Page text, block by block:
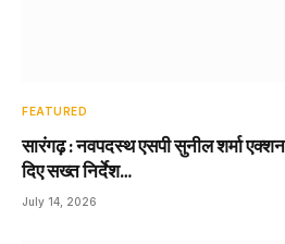
FEATURED
सारंगढ़ : नवपदस्थ एसपी सुनील शर्मा
दिए सख्त निर्देश…
July 14, 2026